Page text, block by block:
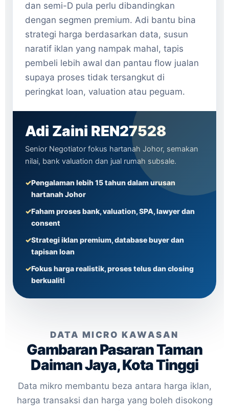
dan semi-D pula perlu dibandingkan
dengan segmen premium. Adi bantu bina
strategi harga berdasarkan data, susun
naratif iklan yang nampak mahal, tapis
pembeli lebih awal dan pantau flow jualan
supaya proses tidak tersangkut di
peringkat loan, valuation atau peguam.
Adi Zaini REN27528
Senior Negotiator fokus hartanah Johor, semakan
nilai, bank valuation dan jual rumah subsale.
Pengalaman lebih 15 tahun dalam urusan
hartanah Johor
Faham proses bank, valuation, SPA, lawyer dan
consent
Strategi iklan premium, database buyer dan
tapisan loan
Fokus harga realistik, proses telus dan closing
berkualiti
DATA MICRO KAWASAN
Gambaran Pasaran Taman
Daiman Jaya, Kota Tinggi
Data mikro membantu beza antara harga iklan,
harga transaksi dan harga yang boleh disokong